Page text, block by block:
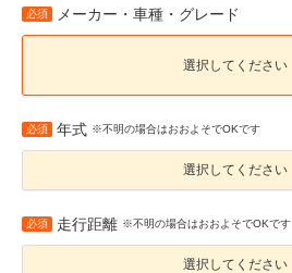
必須 メーカー・車種・グレード
選択してください
必須 年式 ※不明の場合はおおよそでOKです
選択してください
必須 走行距離 ※不明の場合はおおよそでOKです
選択してください